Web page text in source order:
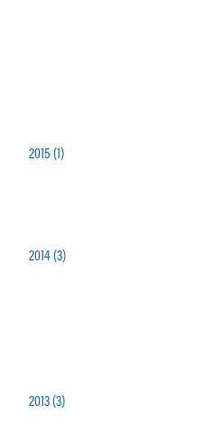
2015 (1)
2014 (3)
2013 (3)